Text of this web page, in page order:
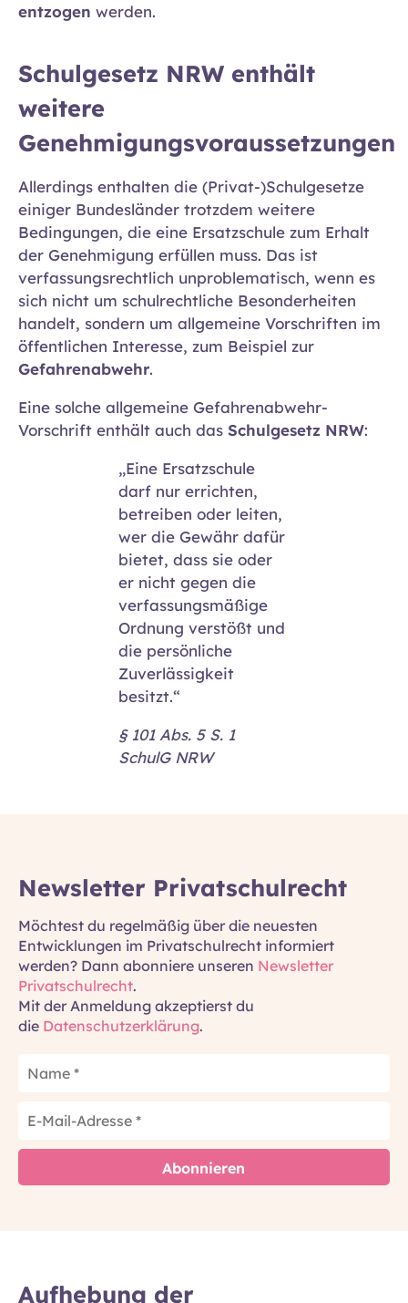
entzogen werden.
Schulgesetz NRW enthält
weitere
Genehmigungsvoraussetzungen
Allerdings enthalten die (Privat-)Schulgesetze
einiger Bundesländer trotzdem weitere
Bedingungen, die eine Ersatzschule zum Erhalt
der Genehmigung erfüllen muss. Das ist
verfassungsrechtlich unproblematisch, wenn es
sich nicht um schulrechtliche Besonderheiten
handelt, sondern um allgemeine Vorschriften im
öffentlichen Interesse, zum Beispiel zur
Gefahrenabwehr.
Eine solche allgemeine Gefahrenabwehr-
Vorschrift enthält auch das Schulgesetz NRW:
„Eine Ersatzschule
darf nur errichten,
betreiben oder leiten,
wer die Gewähr dafür
bietet, dass sie oder
er nicht gegen die
verfassungsmäßige
Ordnung verstößt und
die persönliche
Zuverlässigkeit
besitzt.“
§ 101 Abs. 5 S. 1
SchulG NRW
Newsletter Privatschulrecht
Möchtest du regelmäßig über die neuesten
Entwicklungen im Privatschulrecht informiert
werden? Dann abonniere unseren Newsletter
Privatschulrecht.
Mit der Anmeldung akzeptierst du
die Datenschutzerklärung.
Aufhebung der